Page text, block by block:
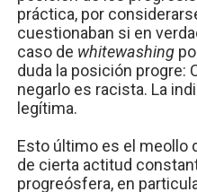
práctica, por
cuestionaban si en
caso de whitewashing
duda la posición progre:
negarlo es racista. La
legítima.
Esto último es el meollo
de cierta actitud
progreósfera, en